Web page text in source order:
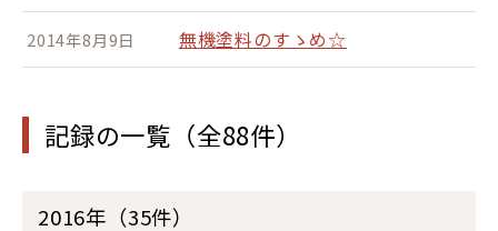
2014年8月9日 無機塗料のすゝめ☆
記録の一覧（全88件）
2016年（35件）